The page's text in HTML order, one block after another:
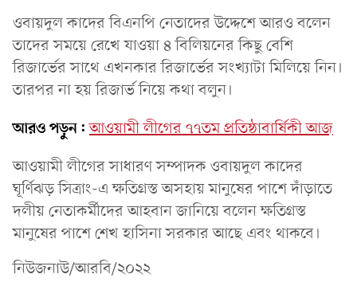
ওবায়দুল কাদের বিএনপি নেতাদের উদ্দেশে আরও বলেন
তাদের সময়ে রেখে যাওয়া ৪ বিলিয়নের কিছু বেশি
রিজার্ভের সাথে এখনকার রিজার্ভের সংখ্যাটা মিলিয়ে নিন।
তারপর না হয় রিজার্ভ নিয়ে কথা বলুন।
আরও পড়ুন: আওয়ামী লীগের ৭৭তম প্রতিষ্ঠাবার্ষিকী আজ
আওয়ামী লীগের সাধারণ সম্পাদক ওবায়দুল কাদের
ঘূর্ণিঝড় সিত্রাং-এ ক্ষতিগ্রস্ত অসহায় মানুষের পাশে দাঁড়াতে
দলীয় নেতাকর্মীদের আহবান জানিয়ে বলেন ক্ষতিগ্রস্ত
মানুষের পাশে শেখ হাসিনা সরকার আছে এবং থাকবে।
নিউজনাউ/আরবি/২০২২